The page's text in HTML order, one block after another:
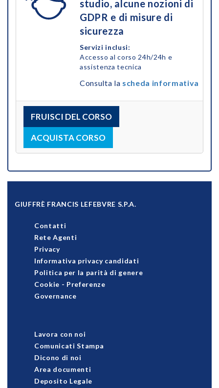
studio, alcune nozioni di
GDPR e di misure di
sicurezza
Servizi inclusi:
Accesso al corso 24h/24h e
assistenza tecnica
Consulta la scheda informativa
FRUISCI DEL CORSO
ACQUISTA CORSO
GIUFFRÈ FRANCIS LEFEBVRE S.P.A.
Contatti
Rete Agenti
Privacy
Informativa privacy candidati
Politica per la parità di genere
Cookie - Preferenze
Governance
Lavora con noi
Comunicati Stampa
Dicono di noi
Area documenti
Deposito Legale